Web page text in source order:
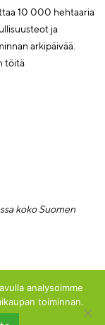
10 000 hehtaaria
ja
arkipäivää.
töitä
koko Suomen
analysoimme
toiminnan.